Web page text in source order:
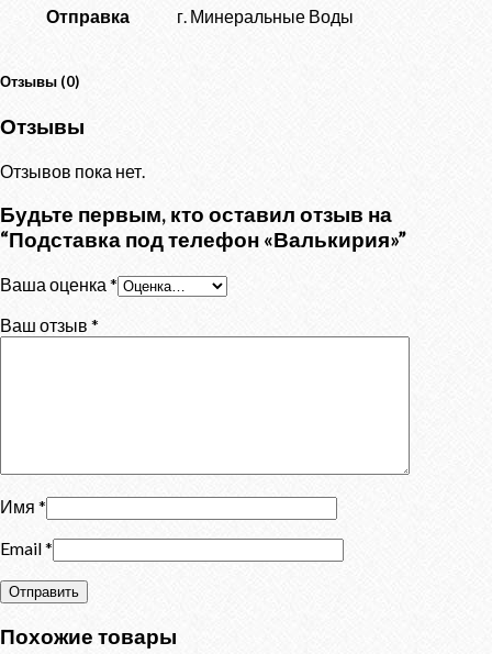
Отправка г. Минеральные Воды
Отзывы (0)
Отзывы
Отзывов пока нет.
Будьте первым, кто оставил отзыв на
“Подставка под телефон «Валькирия»”
Ваша оценка *
Ваш отзыв *
Имя *
Email*
Похожие товары